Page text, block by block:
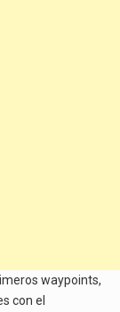
waypoints,
con el